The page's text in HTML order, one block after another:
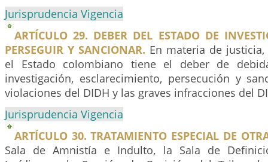
Jurisprudencia Vigencia
ARTÍCULO 29. DEBER DEL ESTADO DE
PERSEGUIR Y SANCIONAR. En materia de
el Estado colombiano tiene el deber de
investigación, esclarecimiento, persecución y
violaciones del DIDH y las graves infracciones del
Jurisprudencia Vigencia
ARTÍCULO 30. TRATAMIENTO ESPECIAL DE
Sala de Amnistía e Indulto, la Sala de